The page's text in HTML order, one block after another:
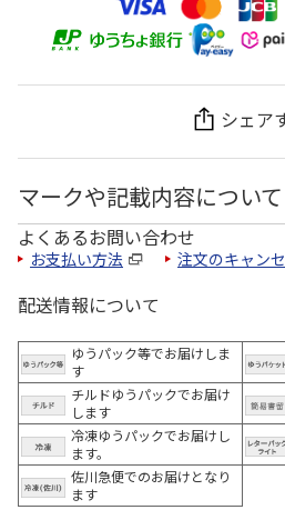
シェア
マークや記載内容について
よくあるお問い合わせ
お支払い方法 注文のキャン
配送情報について
ゆうパック等でお届けしま
す
チルドゆうパックでお届け
します
冷凍ゆうパックでお届けし
ます。
佐川急便でのお届けとなり
ます